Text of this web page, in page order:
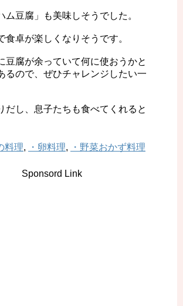
ム豆腐」も美味しそうでした。
食卓が楽しくなりそうです。
豆腐が余っていて何に使おうかと
るので、ぜひチャレンジしたい一
だし、息子たちも食べてくれると
料理, ・卵料理, ・野菜おかず料理
Sponsord Link